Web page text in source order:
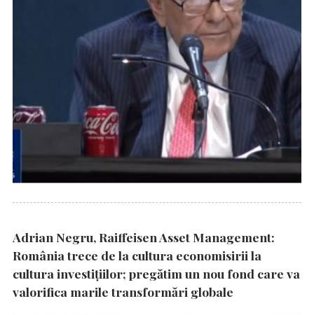
Adrian Negru, Raiffeisen Asset Management:
România trece de la cultura economisirii la
cultura investițiilor; pregătim un nou fond care va
valorifica marile transformări globale